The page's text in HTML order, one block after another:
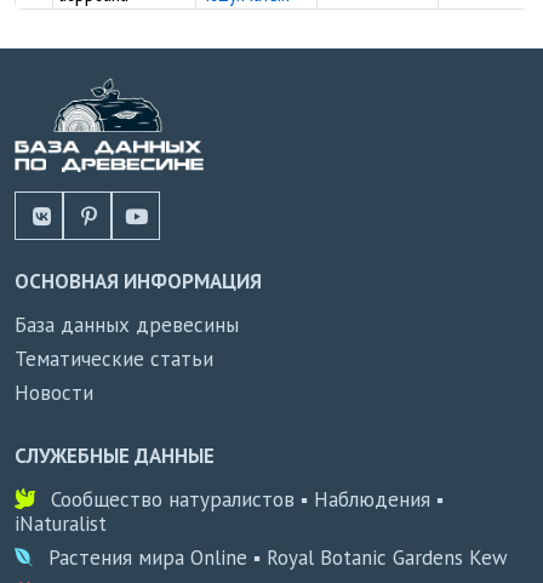
ОСНОВНАЯ ИНФОРМАЦИЯ
База данных древесины
Тематические статьи
Новости
СЛУЖЕБНЫЕ ДАННЫЕ
Сообщество натуралистов ▪ Наблюдения ▪
iNaturalist
Растения мира Online ▪ Royal Botanic Gardens Kew